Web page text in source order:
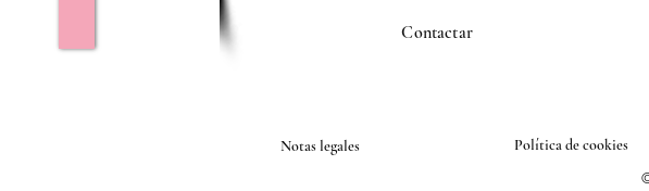
Contactar
Notas legales Política de cookies